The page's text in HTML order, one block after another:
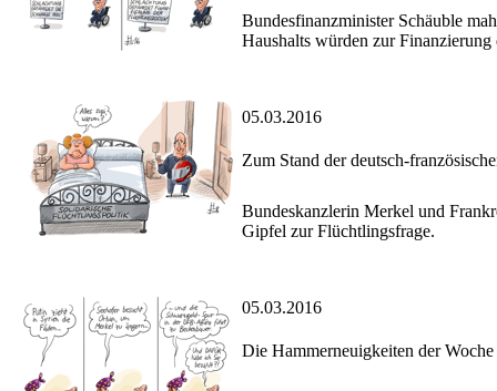
Bundesfinanzminister Schäuble
Haushalts würden zur
05.03.2016
Zum Stand der deutsch-
Bundeskanzlerin Merkel und
Gipfel zur Flüchtlingsfrage.
05.03.2016
Die Hammerneuigkeiten der Woche